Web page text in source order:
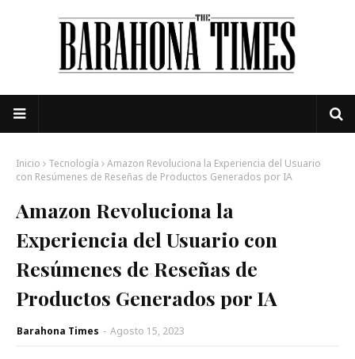
Inicio Tecnología
Amazon Revoluciona la Experiencia del Usuario
con Resúmenes de Reseñas de Productos Generados por IA
Amazon Revoluciona la
Experiencia del Usuario con
Resúmenes de Reseñas de
Productos Generados por IA
Barahona Times - Agosto 15, 2023